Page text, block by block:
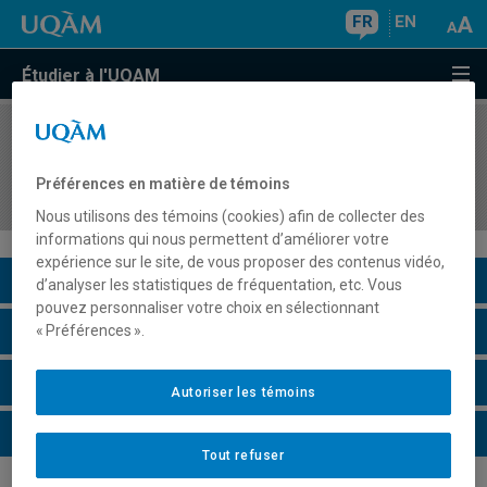
FR EN
Étudier à l'UQAM
COURS//
internationales
Description du cours
Horaire - Été 2026
Horaire - Automne 2026
Horaire - Hiver 2027
Préférences en matière de témoins
Nous utilisons des témoins (cookies) afin de collecter des
informations qui nous permettent d’améliorer votre
expérience sur le site, de vous proposer des contenus vidéo,
d’analyser les statistiques de fréquentation, etc. Vous
pouvez personnaliser votre choix en sélectionnant
« Préférences ».
Tout refuser
Autoriser les témoins